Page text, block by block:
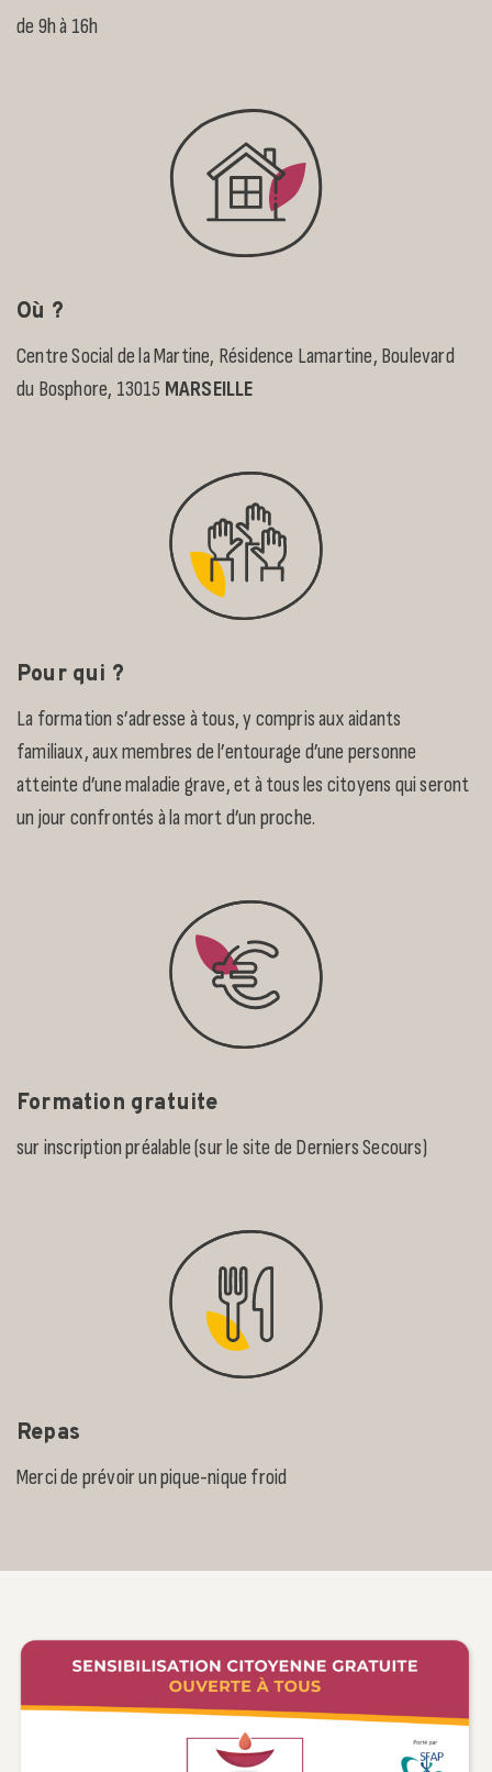
de 9h à 16h
Où ?
Centre Social de la Martine, Résidence Lamartine, Boulevard
du Bosphore, 13015 MARSEILLE
Pour qui ?
La formation s’adresse à tous, y compris aux aidants
familiaux, aux membres de l’entourage d’une personne
atteinte d’une maladie grave, et à tous les citoyens qui seront
un jour confrontés à la mort d’un proche.
Formation gratuite
sur inscription préalable (sur le site de Derniers Secours)
Repas
Merci de prévoir un pique-nique froid